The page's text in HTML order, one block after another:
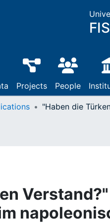
FIS
Projects People